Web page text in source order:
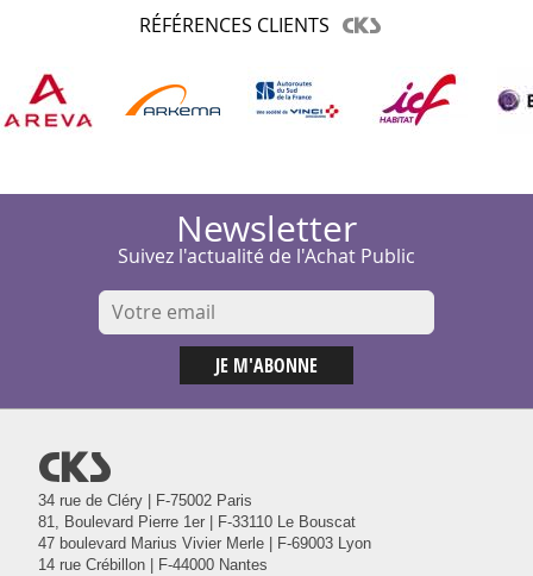
RÉFÉRENCES CLIENTS
Newsletter
Suivez l'actualité de l'Achat Public
@
34 rue de Cléry | F-75002 Paris
81, Boulevard Pierre 1er | F-33110 Le Bouscat
47 boulevard Marius Vivier Merle | F-69003 Lyon
14 rue Crébillon | F-44000 Nantes